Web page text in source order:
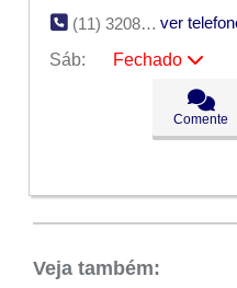
(11) 3208-5600
ver
Sáb:
Fechado
09:00 - 18:00
09:00 - 18:00
09:00 - 18:00
Comente
Veja também: